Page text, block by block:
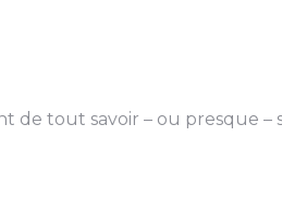
de tout savoir – ou presque –